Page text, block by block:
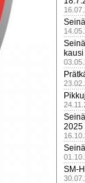
2025
SM-